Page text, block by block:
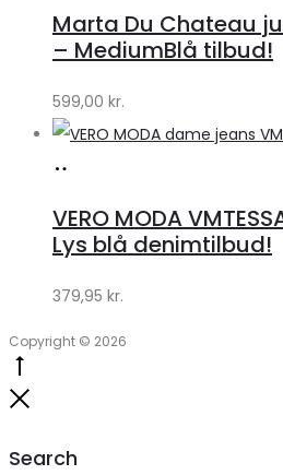
Klædeskabet.dk
Marta Du Chateau
– MediumBlå tilbud!
599,00 kr.
Klædeskabet.dk
VERO MODA
Lys blå denimtilbud!
379,95 kr.
Copyright © 2026
Search